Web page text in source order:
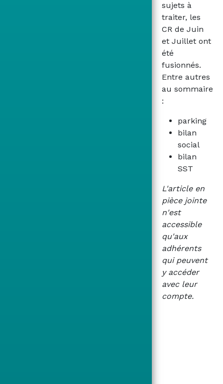
sujets à
traiter, les
CR de Juin
et Juillet ont
été
fusionnés.
Entre autres
au sommaire
:
parking
bilan
social
bilan
SST
L'article en
pièce jointe
n'est
accessible
qu'aux
adhérents
qui peuvent
y accéder
avec leur
compte.